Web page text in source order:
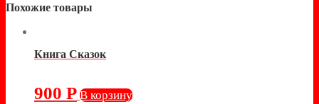
Похожие товары
Книга Сказок
900 Р В корзину